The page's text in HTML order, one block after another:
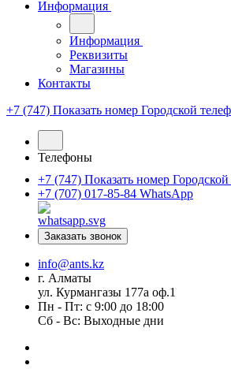
Информация
Информация
Реквизиты
Магазины
Контакты
+7 (747) Показать номер Городской
Телефоны
+7 (747) Показать номер
+7 (707) 017-85-84 WhatsApp
Заказать звонок
info@ants.kz
г. Алматы
ул. Курмангазы 177а оф.1
Пн - Пт: с 9:00 до 18:00
Сб - Вс: Выходные дни